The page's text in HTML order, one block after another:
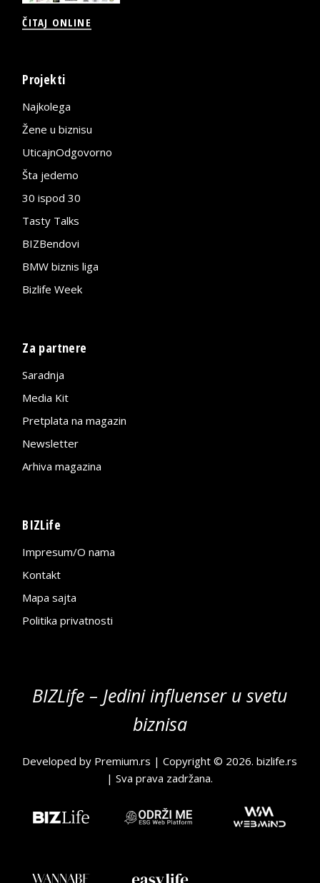
ČITAJ ONLINE
Projekti
Najkolega
Žene u biznisu
UticajnOdgovorno
Šta jedemo
30 ispod 30
Tasty Talks
BIZBendovi
BMW biznis liga
Bizlife Week
Za partnere
Saradnja
Media Kit
Pretplata na magazin
Newsletter
Arhiva magazina
BIZLife
Impresum/O nama
Kontakt
Mapa sajta
Politika privatnosti
BIZLife – Jedini influenser u svetu
biznisa
Developed by Premium.rs | Copyright © 2026.bizlife.rs
| Sva prava zadržana.